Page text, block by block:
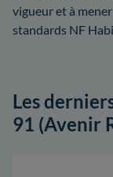
vigueur et à
standards NF
Les
91 (Avenir